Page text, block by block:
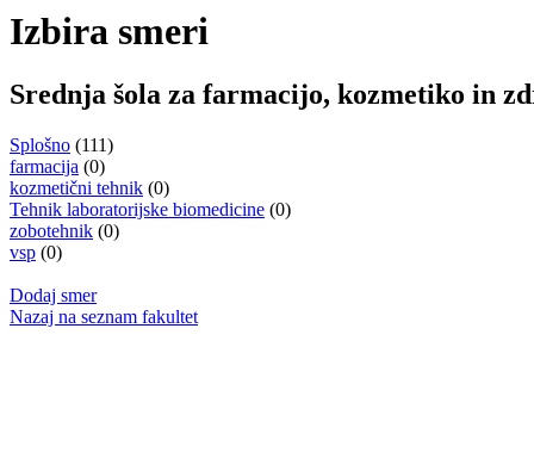
Izbira smeri
Srednja šola za farmacijo, kozmetiko in
Splošno (111)
farmacija (0)
kozmetični tehnik (0)
Tehnik laboratorijske biomedicine (0)
zobotehnik (0)
vsp (0)
Dodaj smer
Nazaj na seznam fakultet